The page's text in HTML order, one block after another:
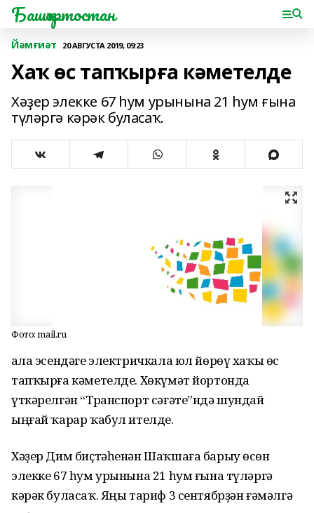
Башҡортостан
Йәмғиәт 20 АВГУСТА 2019, 09:23
Хаҡ өс тапҡырға кәметелде
Хәҙер элекке 67 һум урынына 21 һум ғына
түләргә кәрәк буласаҡ.
Фото: mail.ru
Ҡала эсендәге электричкала юл йөрөү хаҡы өс
тапҡырға кәметелде. Хөкүмәт йортонда
үткәрелгән “Транспорт сәғәте”ндә шундай
ыңғай ҡарар ҡабул ителде.
Хәҙер Дим биҫтәһенән Шаҡшаға барыу өсөн
элекке 67 һум урынына 21 һум ғына түләргә
кәрәк буласаҡ. Яңы тариф 3 сентябрҙән ғәмәлгә